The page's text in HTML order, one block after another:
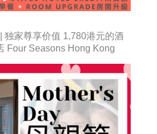
独家尊享价值 1,780港元的酒
Four Seasons Hong Kong